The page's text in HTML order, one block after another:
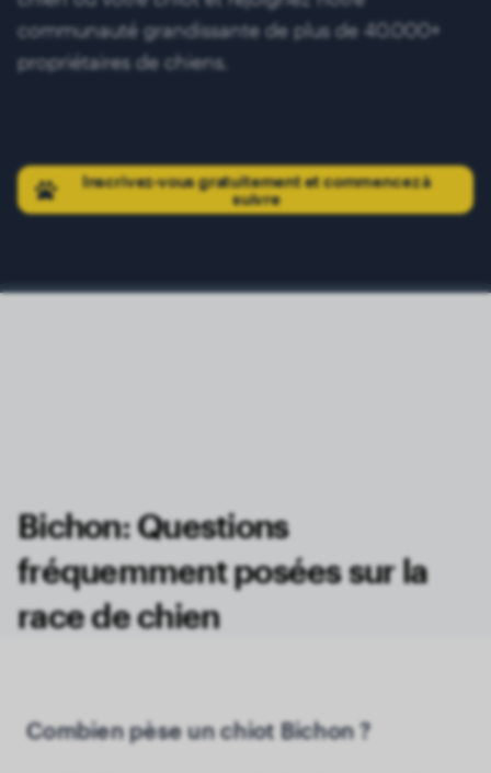
communauté grandissante de plus de 40.000+
propriétaires de chiens.
Inscrivez-vous gratuitement et commencez à
suivre
Bichon: Questions
fréquemment posées sur la
race de chien
Combien pèse un chiot Bichon ?